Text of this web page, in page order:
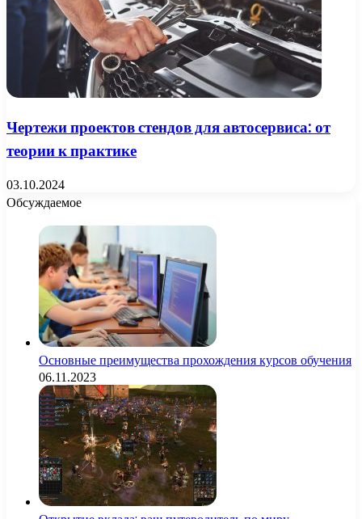
Чертежи проектов стендов для автосервиса: от
теории к практике
03.10.2024
Обсуждаемое
Основные преимущества прохождения курсов обучения
06.11.2023